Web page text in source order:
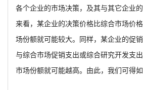
各个企业的市场决策，及其与其它企业
来看，某企业的决策价格比综合市场价
场份额就可能较大。同样，某企业的促
与综合市场促销支出或综合研究开发支
市场份额就可能越高。由此，我们可得如